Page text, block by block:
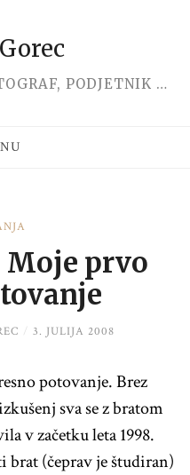
PODJETNIK …
Moje prvo
/ 3. JULIJA 2008
potovanje. Brez
sva se z bratom
v začetku leta 1998.
brat (čeprav je študiran)